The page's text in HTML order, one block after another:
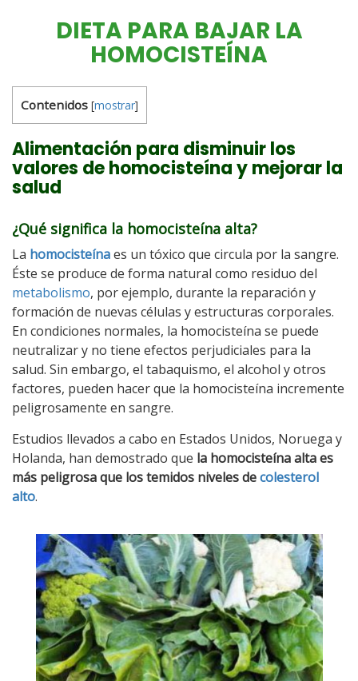
DIETA PARA BAJAR LA
HOMOCISTEÍNA
Contenidos [mostrar]
Alimentación para disminuir los
valores de homocisteína y mejorar la
salud
¿Qué significa la homocisteína alta?
La homocisteínaes un tóxico que circula por la sangre.
Éste se produce de forma natural como residuo del
metabolismo, por ejemplo, durante la reparación y
formación de nuevas células y estructuras corporales.
En condiciones normales, la homocisteína se puede
neutralizar y no tiene efectos perjudiciales para la
salud. Sin embargo, el tabaquismo, el alcohol y otros
factores, pueden hacer que la homocisteína incremente
peligrosamente en sangre.
Estudios llevados a cabo en Estados Unidos, Noruega y
Holanda, han demostrado que la homocisteína alta es
más peligrosa que los temidos niveles decolesterol
alto.